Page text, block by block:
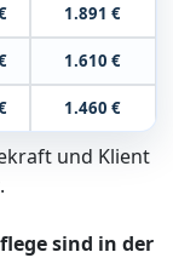
1.891 €
1.610 €
1.460 €
und Klient
sind in der